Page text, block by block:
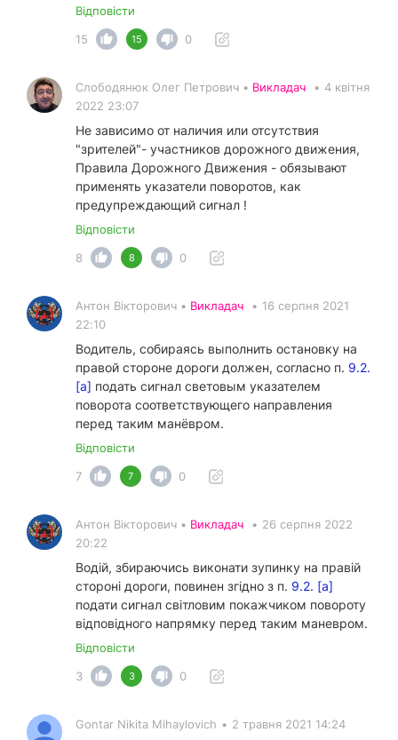
Відповісти
15
15 0
Слободянюк Олег Петрович • Викладач • 4 квітня
2022 23:07
Не зависимо от наличия или отсутствия
"зрителей"- участников дорожного движения,
Правила Дорожного Движения - обязывают
применять указатели поворотов, как
предупреждающий сигнал !
Відповісти
8
8 0
Антон Вікторович • Викладач • 16 серпня 2021
22:10
Водитель, собираясь выполнить остановку на
правой стороне дороги должен, согласно п. 9.2.
[а] подать сигнал световым указателем
поворота соответствующего направления
перед таким манёвром.
Відповісти
7
7 0
Антон Вікторович • Викладач • 26 серпня 2022
20:22
Водій, збираючись виконати зупинку на правій
стороні дороги, повинен згідно з п. 9.2. [а]
подати сигнал світловим покажчиком повороту
відповідного напрямку перед таким маневром.
Відповісти
3
3 0
Gontar Nikita Mihaylovich • 2 травня 2021 14:24